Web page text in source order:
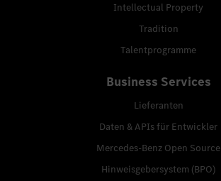
Intellectual Property
Tradition
Talentprogramme
Business Services
Lieferanten
Daten & APIs für Entwickler
Mercedes-Benz Open Source
Hinweisgebersystem (BPO)